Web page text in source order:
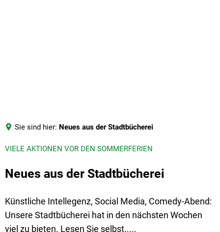
Stellenangebote
Räume mieten
Bauhof
Schadensmelder
Soziale Einrichtungen
Veranstaltungskalender
Wanderwege & Naherholung
Spielplätze
Sie sind hier: Neues aus der Stadtbücherei
VIELE AKTIONEN VOR DEN SOMMERFERIEN
Neues aus der Stadtbücherei
Künstliche Intellegenz, Social Media, Comedy-Abend:
Unsere Stadtbücherei hat in den nächsten Wochen
viel zu bieten. Lesen Sie selbst.....